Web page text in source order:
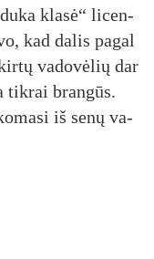
kla­sė“ li­cen­
kad da­lis pa­gal
va­do­vė­lių dar
tik­rai bran­gūs.
iš se­nų va­